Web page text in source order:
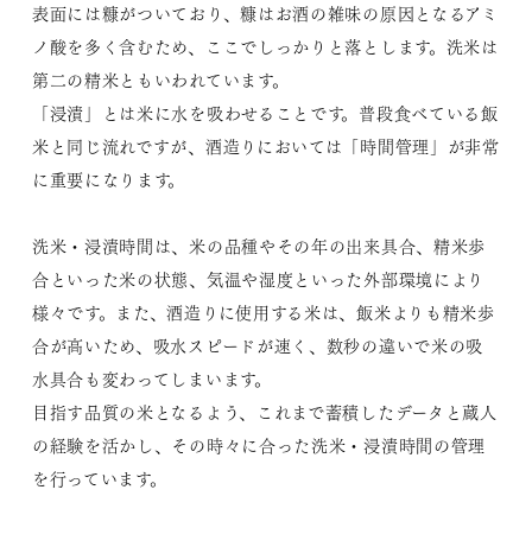
表面には糠がついており、糠はお酒の雑味の原因となるアミ
ノ酸を多く含むため、ここでしっかりと落とします。洗米は
第二の精米ともいわれています。
「浸漬」とは米に水を吸わせることです。普段食べている飯
米と同じ流れですが、酒造りにおいては「時間管理」が非常
に重要になります。
洗米・浸漬時間は、米の品種やその年の出来具合、精米歩
合といった米の状態、気温や湿度といった外部環境により
様々です。また、酒造りに使用する米は、飯米よりも精米歩
合が高いため、吸水スピードが速く、数秒の違いで米の吸
水具合も変わってしまいます。
目指す品質の米となるよう、これまで蓄積したデータと蔵人
の経験を活かし、その時々に合った洗米・浸漬時間の管理
を行っています。